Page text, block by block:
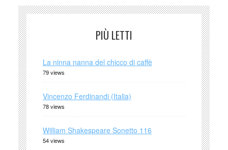
PIÙ LETTI
La ninna nanna del chicco di caffè
79 views
Vincenzo Ferdinandi (Italia)
78 views
William Shakespeare Sonetto 116
54 views